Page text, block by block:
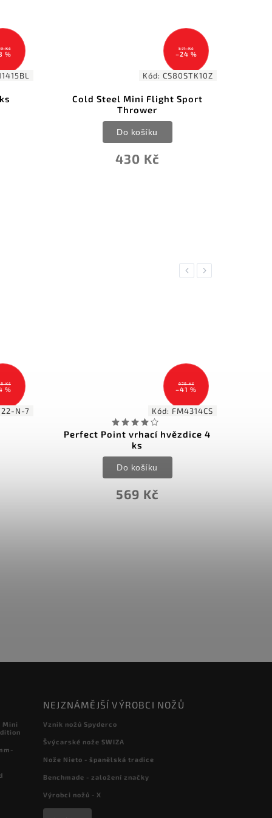
571 Kč
–24 %
Sport
1 359 Kč
–35 %
Kód:WB1023
Vrhací nože Tie Dye
879 Kč
Do košíku
Previous
978 Kč
–41 %
FM4314CS
4
249 Kč
–12 %
Kód:9016C
Vrhací hvězdice Rainbow
219 Kč
Do košíku
Next
Mini
NEJZNÁMĚJŠÍ VÝROBCI NOŽŮ
Vznik nožů Spyderco
Švýcarské nože SWIZA
Nože Nieto - španělská tradice
Benchmade - založení značky
Výrobci nožů - X